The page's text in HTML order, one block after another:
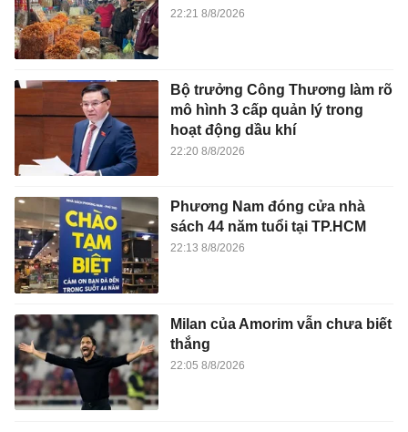
22:21 8/8/2026
Bộ trưởng Công Thương làm rõ
mô hình 3 cấp quản lý trong
hoạt động dầu khí
22:20 8/8/2026
Phương Nam đóng cửa nhà
sách 44 năm tuổi tại TP.HCM
22:13 8/8/2026
Milan của Amorim vẫn chưa biết
thắng
22:05 8/8/2026